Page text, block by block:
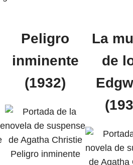
Peligro
inminente
(1932)
La
de